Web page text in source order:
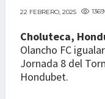
22 FEBRERO, 2025 1369
Choluteca,
Olancho FC
Jornada 8 del
Hondubet.